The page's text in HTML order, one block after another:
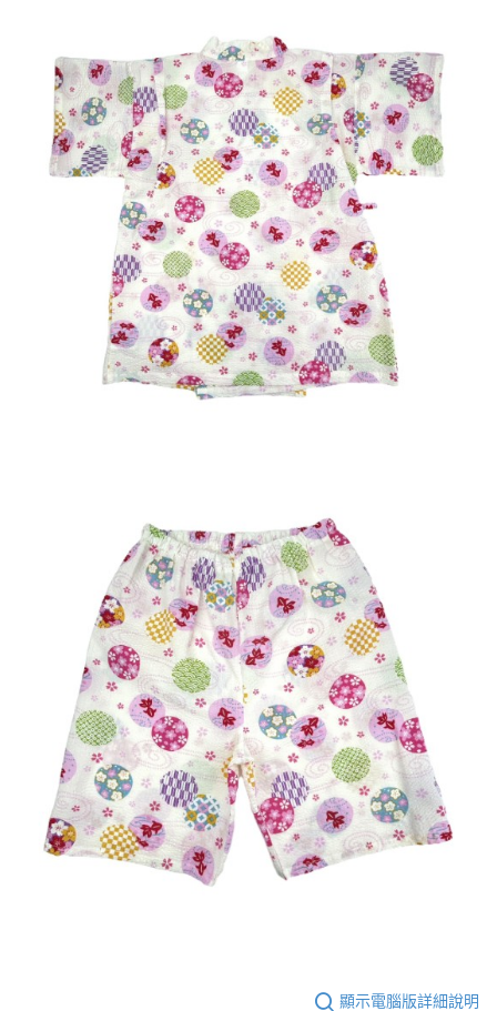
顯示電腦版詳細說明